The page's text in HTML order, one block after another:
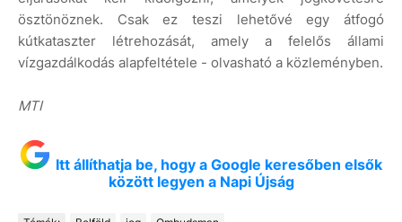
ösztönöznek. Csak ez teszi lehetővé egy átfogó
kútkataszter létrehozását, amely a felelős állami
vízgazdálkodás alapfeltétele - olvasható a közleményben.
MTI
Itt állíthatja be, hogy a Google keresőben elsők
között legyen a Napi Újság